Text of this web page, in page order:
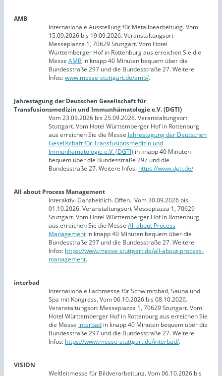
AMB
Internationale Ausstellung für Metallbearbeitung. Vom
15.09.2026 bis 19.09.2026. Veranstaltungsort
Messepiazza 1, 70629 Stuttgart. Vom Hotel
Württemberger Hof in Rottenburg aus erreichen Sie die
Messe AMB in knapp 40 Minuten bequem über die
Bundesstraße 297 und die Bundesstraße 27. Weitere
Infos:www.messe-stuttgart.de/amb/.
Jahrestagung der Deutschen Gesellschaft für
Transfusionsmedizin und Immunhämatologie e.V. (DGTI)
Vom 23.09.2026 bis 25.09.2026. Veranstaltungsort
Stuttgart. Vom Hotel Württemberger Hof in Rottenburg
aus erreichen Sie die Messe Jahrestagung der Deutschen
Gesellschaft für Transfusionsmedizin und
Immunhämatologie e.V. (DGTI) in knapp 40 Minuten
bequem über die Bundesstraße 297 und die
Bundesstraße 27. Weitere Infos: https://www.dgti.de/.
All about Process Management
Interaktiv. Ganzheitlich. Offen.. Vom 30.09.2026 bis
01.10.2026. Veranstaltungsort Messepiazza 1, 70629
Stuttgart. Vom Hotel Württemberger Hof in Rottenburg
aus erreichen Sie die Messe All about Process
Management in knapp 40 Minuten bequem über die
Bundesstraße 297 und die Bundesstraße 27. Weitere
Infos: https://www.messe-stuttgart.de/all-about-process-
management.
interbad
Internationale Fachmesse für Schwimmbad, Sauna und
Spa mit Kongress. Vom 06.10.2026 bis 08.10.2026.
Veranstaltungsort Messepiazza 1, 70629 Stuttgart. Vom
Hotel Württemberger Hof in Rottenburg aus erreichen Sie
die Messe interbad in knapp 40 Minuten bequem über die
Bundesstraße 297 und die Bundesstraße 27. Weitere
Infos: https://www.messe-stuttgart.de/interbad/.
VISION
Weltleitmesse für Bildverarbeitung. Vom 06.10.2026 bis